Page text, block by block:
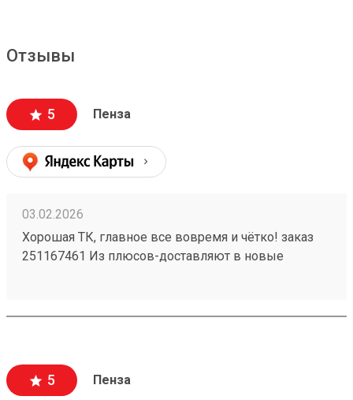
Отзывы
5 Пенза
03.02.2026
Хорошая ТК, главное все вовремя и чётко! заказ
251167461 Из плюсов-доставляют в новые
5 Пенза